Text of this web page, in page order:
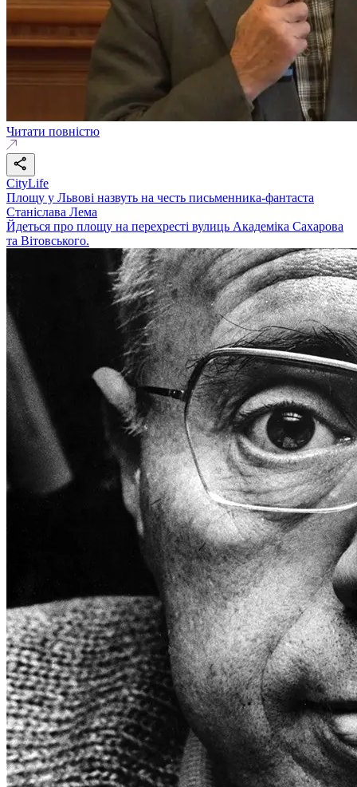
Читати повністю
CityLife
Площу у Львові назвуть на честь письменника-фантаста
Станіслава Лема
Йдеться про площу на перехресті вулиць Академіка Сахарова
та Вітовського.